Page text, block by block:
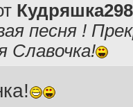
Кудряшка298
песня !
Славочка!